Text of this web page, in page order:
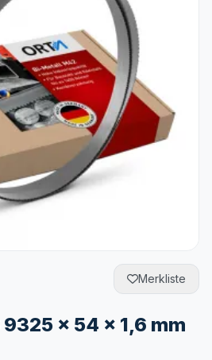
Merkliste
x 54 x 1,6 mm